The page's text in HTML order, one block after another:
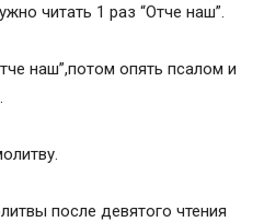
читать 1 раз “Отче наш”.
наш”,потом опять псалом и
после девятого чтения